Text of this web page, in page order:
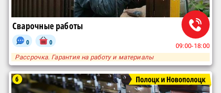
Сварочные работы
0 0
09:00-18:00
Рассрочка. Гарантия на работу и материалы
6